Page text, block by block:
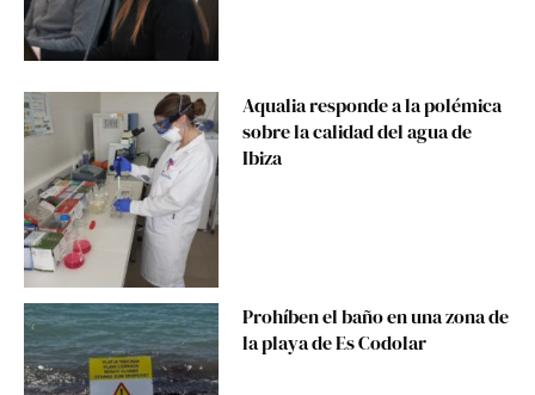
Aqualia responde a la polémica
sobre la calidad del agua de
Ibiza
Prohíben el baño en una zona de
la playa de Es Codolar